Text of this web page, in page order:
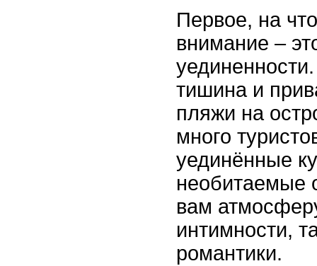
Первое, на
внимание –
тишина и
пляжи на
много
уединённые
необитаемые
вам
интимности,
романтики.